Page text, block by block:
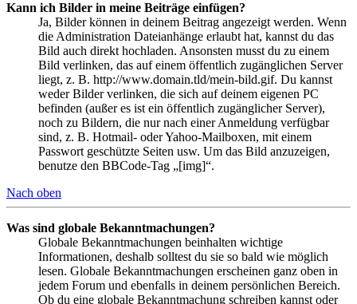
Kann ich Bilder in meine Beiträge einfügen?
Ja, Bilder können in deinem Beitrag angezeigt werden. Wenn
die Administration Dateianhänge erlaubt hat, kannst du das
Bild auch direkt hochladen. Ansonsten musst du zu einem
Bild verlinken, das auf einem öffentlich zugänglichen Server
liegt, z. B. http://www.domain.tld/mein-bild.gif. Du kannst
weder Bilder verlinken, die sich auf deinem eigenen PC
befinden (außer es ist ein öffentlich zugänglicher Server),
noch zu Bildern, die nur nach einer Anmeldung verfügbar
sind, z. B. Hotmail- oder Yahoo-Mailboxen, mit einem
Passwort geschützte Seiten usw. Um das Bild anzuzeigen,
benutze den BBCode-Tag „[img]“.
Nach oben
Was sind globale Bekanntmachungen?
Globale Bekanntmachungen beinhalten wichtige
Informationen, deshalb solltest du sie so bald wie möglich
lesen. Globale Bekanntmachungen erscheinen ganz oben in
jedem Forum und ebenfalls in deinem persönlichen Bereich.
Ob du eine globale Bekanntmachung schreiben kannst oder